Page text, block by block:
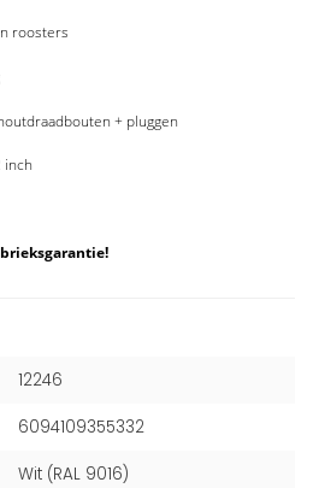
roosters
+ pluggen
inch
12246
6094109355332
Wit (RAL 9016)